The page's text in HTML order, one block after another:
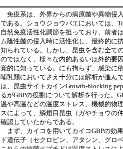
免疫系は、外界からの病原菌や異物侵
である。ショウジョウバエにおいては、
自然免疫活性化調節を担っており、前者
ム陰性菌の侵入時に活性化し、最終的に
知られている。しかし、昆虫を含む全て
のではなく、様々な内的あるいは外的要
覚的に知っている。にも拘らず、感染に
哺乳類においてさえ十分には解析が進ん
は、昆虫サイトカインGrowth-blocking
るがGBPの役割について解析を行った。
温や高温などの温度ストレス、機械的物
スによって、鱗翅目昆虫（ガやチョウの
確認していたからである。
まず、カイコを用いてカイコGBPの効
ド遺伝子（セクロピン、アタシン、グロ